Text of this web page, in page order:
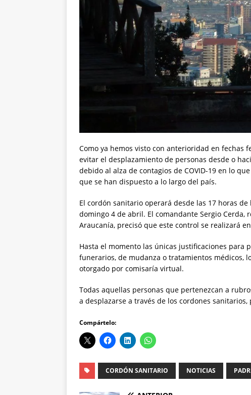
Como ya hemos visto con anterioridad en fechas
evitar el desplazamiento de personas desde o
debido al alza de contagios de COVID-19 en lo
que se han dispuesto a lo largo del país.
El cordón sanitario operará desde las 17 horas
domingo 4 de abril. El comandante Sergio Cerda,
Araucanía, precisó que este control se realizará
Hasta el momento las únicas justificaciones para
funerarios, de mudanza o tratamientos médicos,
otorgado por comisaría virtual.
Todas aquellas personas que pertenezcan a
a desplazarse a través de los cordones
Compártelo:
CORDÓN SANITARIO NOTICIAS